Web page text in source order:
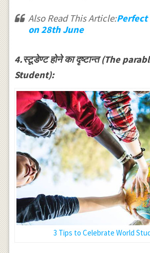
Also Read This Article:Perfect
on 28th June
4.स्टूडेण्ट होने का दृष्टान्त (The
Student):
3 Tips to Celebrate World